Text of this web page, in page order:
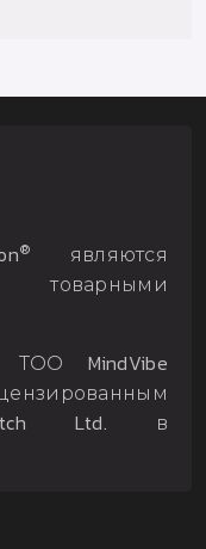
®
являются
товарными
MindVibe
Ltd. в